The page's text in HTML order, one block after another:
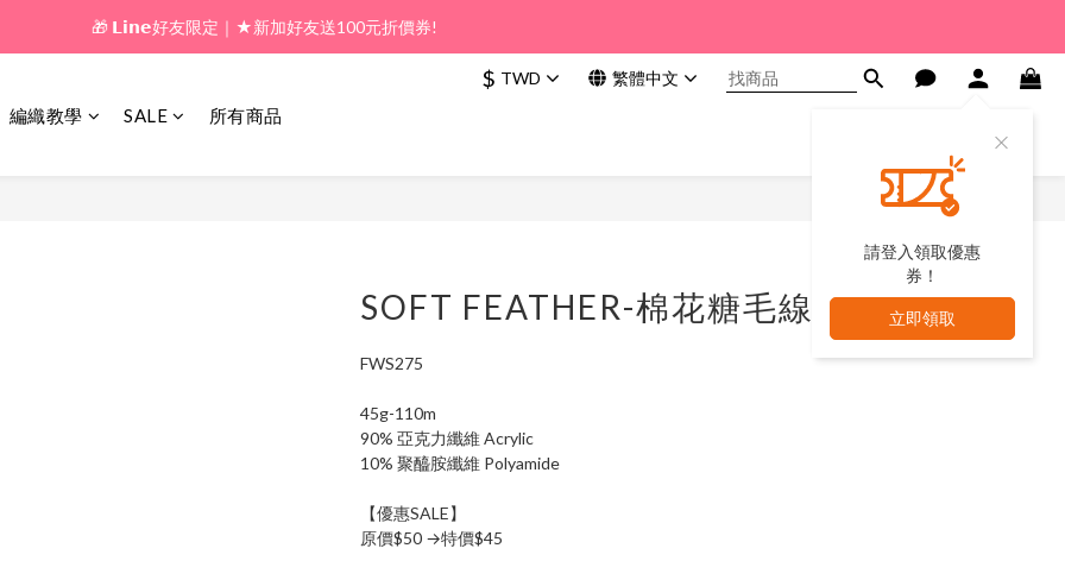
🎁 新好友購物金｜★加入新會員領券送100元!
🎁 𝗟𝗶𝗻𝗲好友限定｜★新加好友送100元折價券!
$ TWD 繁體中文
請登入領取優惠
券！
立即領取
編織教學 SALE 所有商品
SOFT FEATHER-棉花糖毛線
FWS275
45g-110m
90% 亞克力纖維 Acrylic
10% 聚醯胺纖維 Polyamide
【優惠SALE】
原價$50 →特價$45